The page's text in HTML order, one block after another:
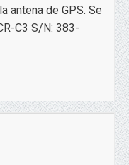
antena de GPS. Se
C3 S/N: 383-